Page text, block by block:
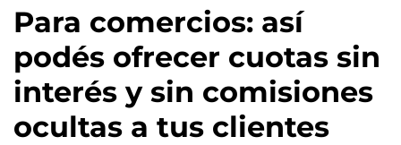
Para comercios: así
podés ofrecer cuotas sin
interés y sin comisiones
ocultas a tus clientes